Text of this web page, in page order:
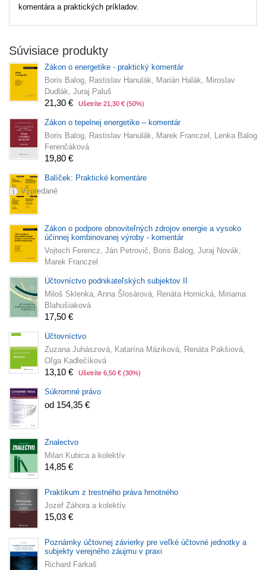
komentára a praktických príkladov.
Súvisiace produkty
Zákon o energetike - praktický komentár
Boris Balog, Rastislav Hanulák, Marián Halák, Miroslav
Dudlák, Juraj Paluš
21,30 € Ušetríte 21,30 € (50%)
Zákon o tepelnej energetike – komentár
Boris Balog, Rastislav Hanulák, Marek Franczel, Lenka Balog
Ferenčáková
19,80 €
Balíček: Praktické komentáre
Vypredané
Zákon o podpore obnoviteľných zdrojov energie a vysoko
účinnej kombinovanej výroby - komentár
Vojtech Ferencz, Ján Petrovič, Boris Balog, Juraj Novák,
Marek Franczel
Účtovníctvo podnikateľských subjektov II
Miloš Sklenka, Anna Šlosárová, Renáta Hornická, Miriama
Blahušiaková
17,50 €
Účtovníctvo
Zuzana Juhászová, Katarína Máziková, Renáta Pakšiová,
Oľga Kadlečíková
13,10 € Ušetríte 6,50 € (30%)
Súkromné právo
od 154,35 €
Znalectvo
Milan Kubica a kolektív
14,85 €
Praktikum z trestného práva hmotného
Jozef Záhora a kolektív
15,03 €
Poznámky účtovnej závierky pre veľké účtovné jednotky a
subjekty verejného záujmu v praxi
Richard Farkaš